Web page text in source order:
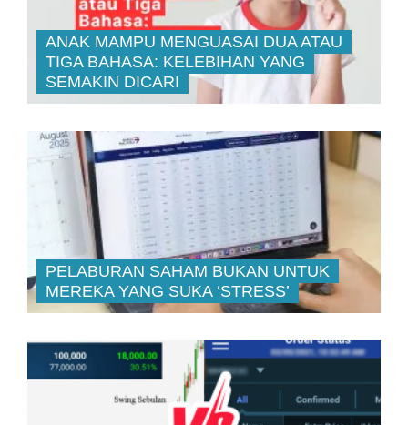
ANAK MAMPU MENGUASAI DUA ATAU
TIGA BAHASA: KELEBIHAN YANG
SEMAKIN DICARI
PELABURAN SAHAM BUKAN UNTUK
MEREKA YANG SUKA ‘STRESS’